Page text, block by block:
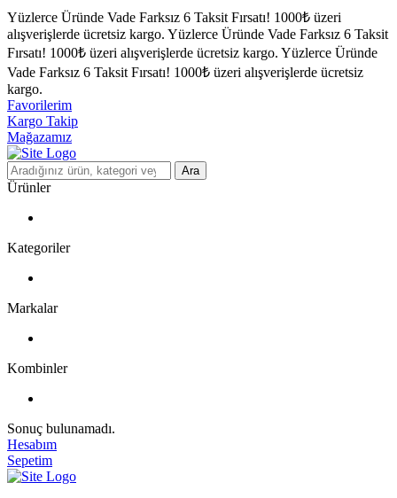
Yüzlerce Üründe Vade Farksız 6 Taksit Fırsatı! 1000₺ üzeri
alışverişlerde ücretsiz kargo. Yüzlerce Üründe Vade Farksız 6 Taksit
Fırsatı! 1000₺ üzeri alışverişlerde ücretsiz kargo. Yüzlerce Üründe
Vade Farksız 6 Taksit Fırsatı! 1000₺ üzeri alışverişlerde ücretsiz
kargo.
Favorilerim
Kargo Takip
Mağazamız
Ara
Ürünler
Kategoriler
Markalar
Kombinler
Sonuç bulunamadı.
Hesabım
Sepetim